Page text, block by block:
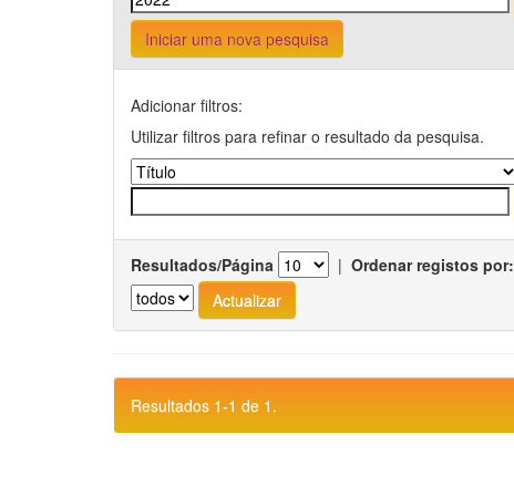
Iniciar uma nova pesquisa
Adicionar filtros:
Utilizar filtros para refinar o resultado da pesquisa.
Resultados/Página | Ordenar registos por:
Resultados 1-1 de 1.